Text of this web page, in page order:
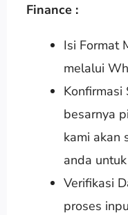
Finance :
Isi Format
melalui
Konfirmasi
besarnya
kami akan
anda
Verifikasi
proses